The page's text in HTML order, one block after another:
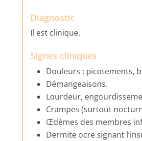
Diagnostic
Il est clinique.
Signes cliniques
Douleurs : picotements,
Démangeaisons.
Lourdeur,
Crampes (surtout
Œdèmes des membres
Dermite ocre signant